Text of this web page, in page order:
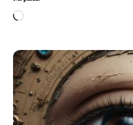
Caricamento
corso…